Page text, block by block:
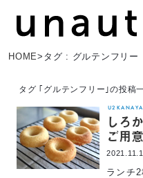
HOME> タグ : グルテンフリー
タグ ｢グルテンフリー｣の投稿
U2KANAYA
しろ
ご用
ランチ